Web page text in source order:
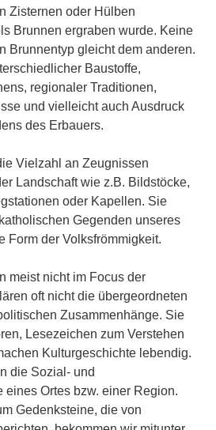
Zisternen oder Hülben
Brunnen ergraben wurde. Keine
Brunnentyp gleicht dem anderen.
Baustoffe,
regionaler Traditionen,
und vielleicht auch Ausdruck
des Erbauers.
Vielzahl an Zeugnissen
Landschaft wie z.B. Bildstöcke,
oder Kapellen. Sie
Gegenden unseres
Form der Volksfrömmigkeit.
meist nicht im Focus der
oft nicht die übergeordneten
Zusammenhänge. Sie
Lesezeichen zum Verstehen
Kulturgeschichte lebendig.
die Sozial- und
eines Ortes bzw. einer Region.
Gedenksteine, die von